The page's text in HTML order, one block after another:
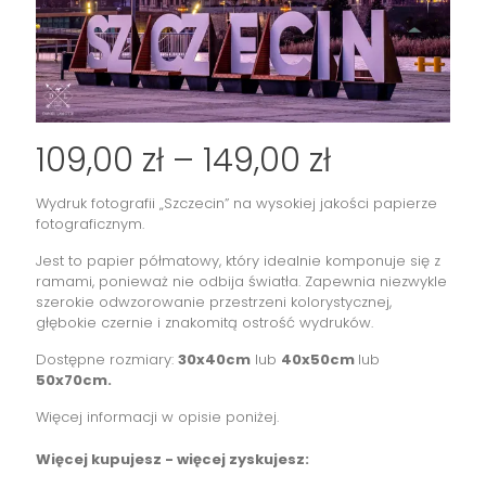
109,00 zł – 149,00 złZakres
cen:
od
109,00 zł
do
149,00 zł
Wydruk fotografii „Szczecin” na wysokiej jakości papierze
fotograficznym.
Jest to papier półmatowy, który idealnie komponuje się z
ramami, ponieważ nie odbija światła. Zapewnia niezwykle
szerokie odwzorowanie przestrzeni kolorystycznej,
głębokie czernie i znakomitą ostrość wydruków.
Dostępne rozmiary: 30x40cm lub 40x50cm lub
50x70cm.
Więcej informacji w opisie poniżej.
Więcej kupujesz - więcej zyskujesz: